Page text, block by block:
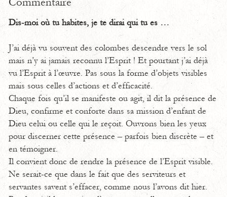
Dis-moi où tu habites, je te dirai qui tu es …
J’ai déjà vu souvent des colombes descendre vers le sol
mais n’y ai jamais reconnu l’Esprit ! Et pourtant j’ai déjà
vu l’Esprit à l’œuvre. Pas sous la forme d’objets visibles
mais sous celles d’actions et d’efficacité.
Chaque fois qu’il se manifeste ou agit, il dit la présence de
Dieu, confirme et conforte dans sa mission d’enfant de
Dieu celui ou celle qui le reçoit. Ouvrons bien les yeux
pour discerner cette présence – parfois bien discrète – et
en témoigner.
Il convient donc de rendre la présence de l’Esprit visible.
Ne serait-ce que dans le fait que des serviteurs et
servantes savent s’effacer, comme nous l’avons dit hier.